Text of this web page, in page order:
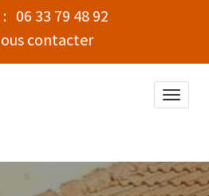
06 33 79 48 92
contacter
Toggle